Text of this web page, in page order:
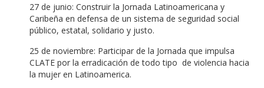
27 de junio: Construir la Jornada Latinoamericana y
Caribeña en defensa de un sistema de seguridad social
público, estatal, solidario y justo.
25 de noviembre: Participar de la Jornada que impulsa
CLATE por la erradicación de todo tipo de violencia hacia
la mujer en Latinoamerica.